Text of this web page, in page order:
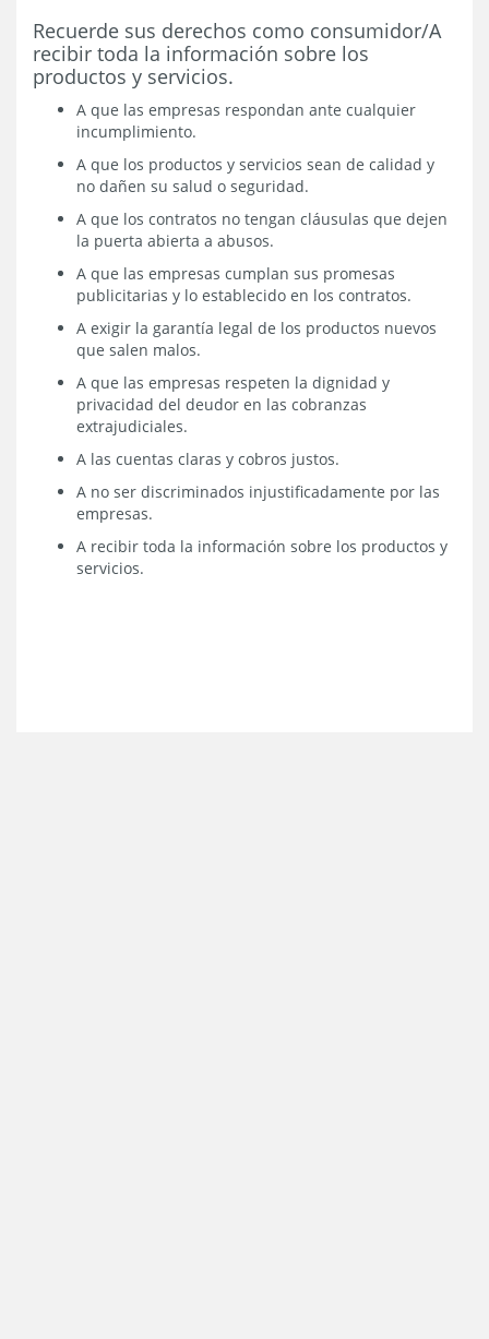
Recuerde sus derechos como consumidor/A
recibir toda la información sobre los
productos y servicios.
A que las empresas respondan ante cualquier
incumplimiento.
A que los productos y servicios sean de calidad y
no dañen su salud o seguridad.
A que los contratos no tengan cláusulas que dejen
la puerta abierta a abusos.
A que las empresas cumplan sus promesas
publicitarias y lo establecido en los contratos.
A exigir la garantía legal de los productos nuevos
que salen malos.
A que las empresas respeten la dignidad y
privacidad del deudor en las cobranzas
extrajudiciales.
A las cuentas claras y cobros justos.
A no ser discriminados injustificadamente por las
empresas.
A recibir toda la información sobre los productos y
servicios.